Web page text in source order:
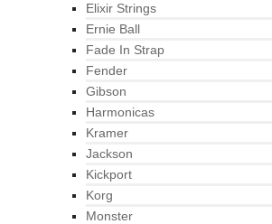
Elixir Strings
Ernie Ball
Fade In Strap
Fender
Gibson
Harmonicas
Kramer
Jackson
Kickport
Korg
Monster